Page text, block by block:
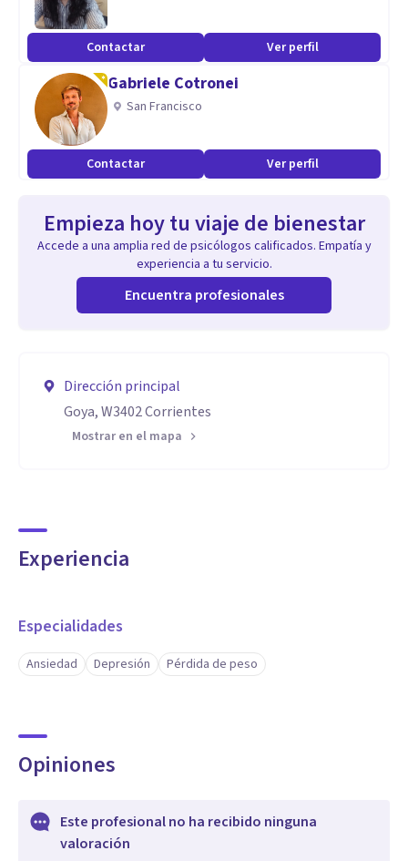
Contactar Ver perfil
Gabriele Cotronei
San Francisco
Contactar Ver perfil
Empieza hoy tu viaje de bienestar
Accede a una amplia red de psicólogos calificados. Empatía y
experiencia a tu servicio.
Encuentra profesionales
Dirección principal
Goya, W3402 Corrientes
Mostrar en el mapa
Experiencia
Especialidades
Ansiedad Depresión Pérdida de peso
Opiniones
Este profesional no ha recibido ninguna
valoración